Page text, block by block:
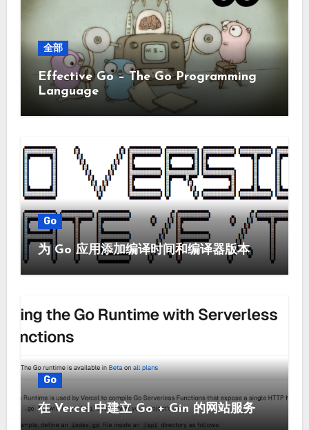
全部
Effective Go – The Go Programming
Language
Go
为 Go 应用添加编译时间和编译器版本
Go
在 Vercel 中建立 Go + Gin 的网站服务